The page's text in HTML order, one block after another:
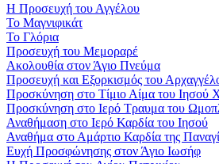
Η Προσευχή του Αγγέλου
Το Μαγνιφικάτ
Το Γλόρια
Προσευχή του Μεμοραρέ
Ακολουθία στον Άγιο Πνεύμα
Προσευχή και Εξορκισμός του
Προσκύνηση στο Τίμιο Αίμα του Ιησού
Προσκύνηση στο Ιερό Τραυμα του
Αναθήμαση στο Ιερό Καρδία του Ιησού
Αναθήμα στο Αμάρτιο Καρδία της
Ευχή Προσφώνησης στον Άγιο Ιωσήφ